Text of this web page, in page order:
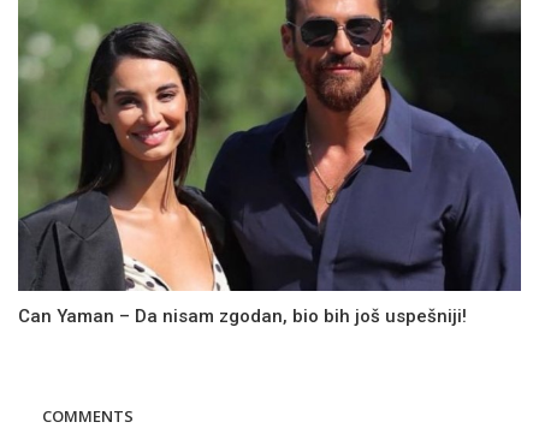
Can Yaman – Da nisam zgodan, bio bih još uspešniji!
COMMENTS